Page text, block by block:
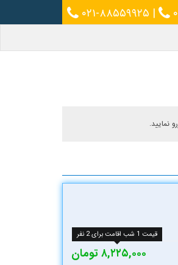
۰۲۱-۸۸۵۵۹۹۲۵ |
نمایید.
۸,۲۲۵,۰۰۰ تومان
قیمت 1 شب اقامت برای 2 نفر